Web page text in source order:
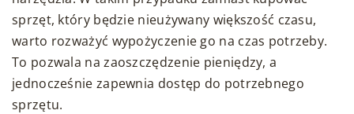
sprzęt, który będzie nieużywany większość czasu,
warto rozważyć wypożyczenie go na czas potrzeby.
To pozwala na zaoszczędzenie pieniędzy, a
jednocześnie zapewnia dostęp do potrzebnego
sprzętu.